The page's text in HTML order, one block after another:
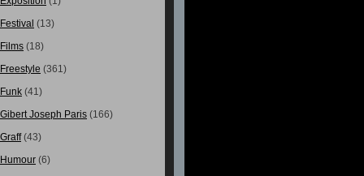
Festival (13)
Films (18)
Freestyle (361)
Funk (41)
Gibert Joseph Paris (166)
Graff(43)
Humour (6)